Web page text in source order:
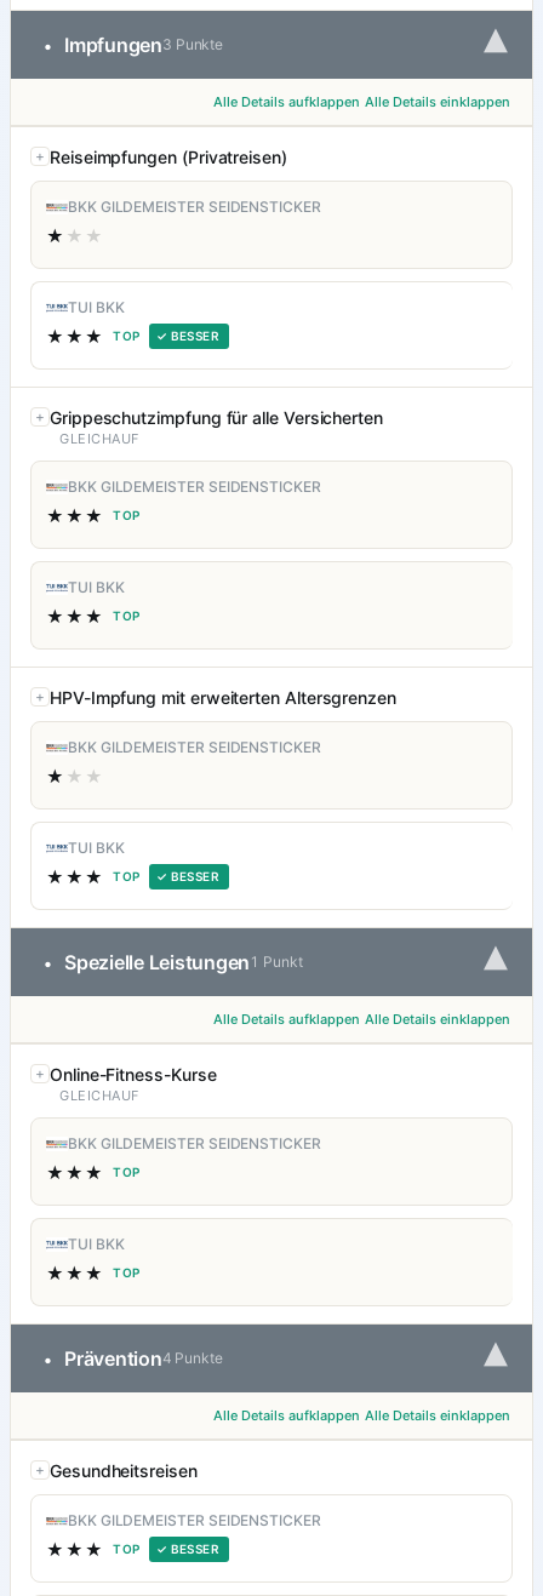
• Impfungen3 Punkte ▾
Alle Details aufklappen Alle Details einklappen
Reiseimpfungen (Privatreisen)
BKK GILDEMEISTER SEIDENSTICKER
★ ★★
TUI BKK
★★★ TOP ✓ BESSER
Grippeschutzimpfung für alle Versicherten
GLEICHAUF
BKK GILDEMEISTER SEIDENSTICKER
★★★ TOP
TUI BKK
★★★ TOP
HPV-Impfung mit erweiterten Altersgrenzen
BKK GILDEMEISTER SEIDENSTICKER
★ ★★
TUI BKK
★★★ TOP ✓ BESSER
• Spezielle Leistungen 1 Punkt ▾
Alle Details aufklappen Alle Details einklappen
Online-Fitness-Kurse
GLEICHAUF
BKK GILDEMEISTER SEIDENSTICKER
★★★ TOP
TUI BKK
★★★ TOP
• Prävention4 Punkte ▾
Alle Details aufklappen Alle Details einklappen
Gesundheitsreisen
BKK GILDEMEISTER SEIDENSTICKER
★★★ TOP ✓ BESSER